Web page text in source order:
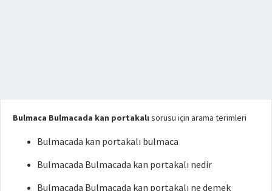
Bulmaca Bulmacada kan portakalı sorusu için arama terimleri
Bulmacada kan portakalı bulmaca
Bulmacada Bulmacada kan portakalı nedir
Bulmacada Bulmacada kan portakalı ne demek